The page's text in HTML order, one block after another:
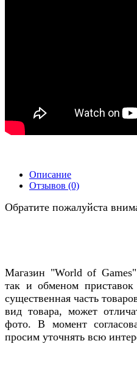
Описание
Отзывов (0)
Обратите пожалуйста
Магазин "World of
так и обменом приставок
существенная часть
вид товара, может
фото. В момент
просим уточнять всю